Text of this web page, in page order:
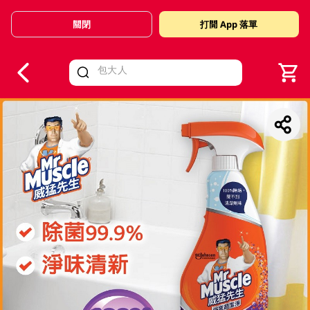
Valid Until 30 June 2026
關閉 打開 App 落單